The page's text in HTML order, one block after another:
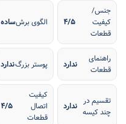
جنس/
کیفیت
قطعات
۴/۵ الگوی برشساده
راهنمای
قطعات
ندارد پوستر بزرگندارد
تقسیم در
چند کیسه ندارد
کیفیت
اتصال
قطعات
۴/۵